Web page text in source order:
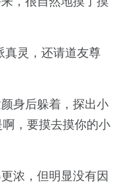
灵，还请道友尊
身后躲着，探出小
，要摸去摸你的小
浓，但明显没有因